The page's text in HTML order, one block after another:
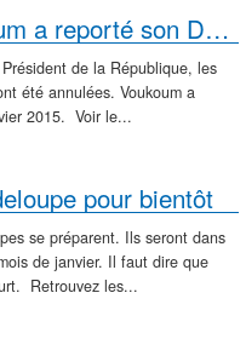
Carnaval 2015 : Voukoum a reporté son Dékatman-Mas
de la République, les
été annulées. Voukoum a
2015. Voir le...
pour bientôt
se préparent. Ils seront dans
de janvier. Il faut dire que
Retrouvez les...